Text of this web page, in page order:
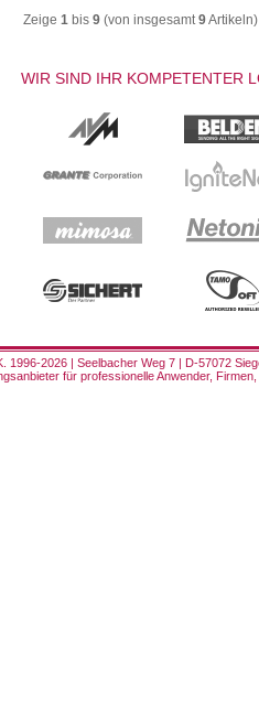
Zeige 1 bis 9 (von insgesamt9Artikeln)
WIR SIND IHR KOMPETENTER
1996-2026 | Seelbacher Weg 7 | D-57072
für professionelle Anwender,